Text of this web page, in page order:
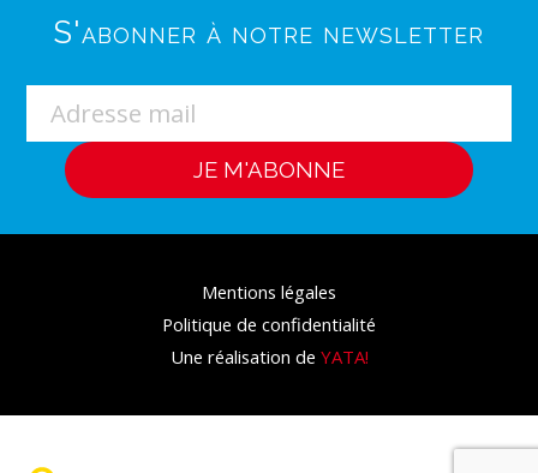
S'abonner à notre newsletter
Mentions légales
Politique de confidentialité
Une réalisation de YATA!